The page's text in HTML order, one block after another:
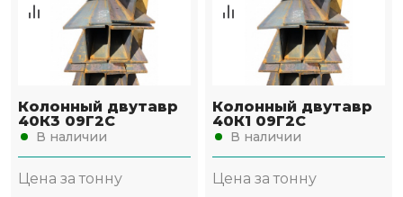
Колонный двутавр
40К3 09Г2С
В наличии
Цена за тонну
Колонный двутавр
40К1 09Г2С
В наличии
Цена за тонну